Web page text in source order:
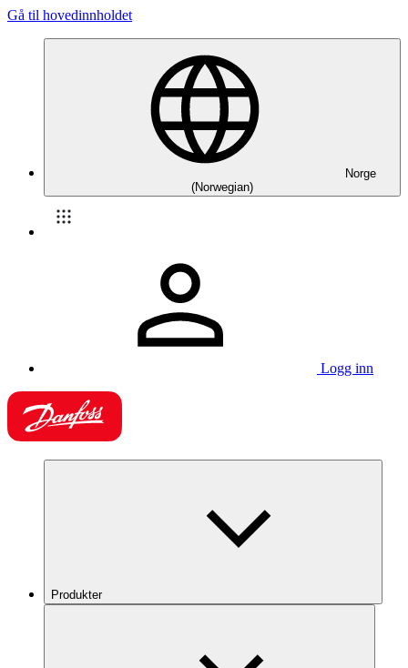
Gå til hovedinnholdet
Norge
(Norwegian)
Logg inn
Produkter